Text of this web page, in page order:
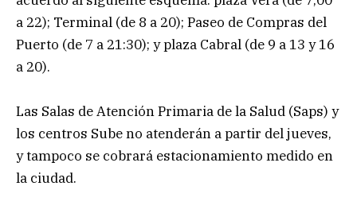
a 22); Terminal (de 8 a 20); Paseo de Compras del
Puerto (de 7 a 21:30); y plaza Cabral (de 9 a 13 y 16
a 20).
Las Salas de Atención Primaria de la Salud (Saps) y
los centros Sube no atenderán a partir del jueves,
y tampoco se cobrará estacionamiento medido en
la ciudad.